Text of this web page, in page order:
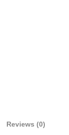
Reviews (0)